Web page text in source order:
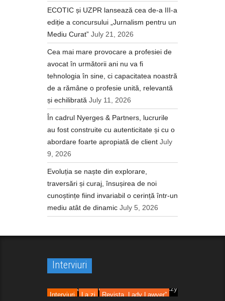
ECOTIC și UZPR lansează cea de-a III-a
ediție a concursului „Jurnalism pentru un
Mediu Curat” July 21, 2026
Cea mai mare provocare a profesiei de
avocat în următorii ani nu va fi
tehnologia în sine, ci capacitatea noastră
de a rămâne o profesie unită, relevantă
și echilibrată July 11, 2026
În cadrul Nyerges & Partners, lucrurile
au fost construite cu autenticitate și cu o
abordare foarte apropiată de client July
9, 2026
Evoluția se naște din explorare,
traversări și curaj, însușirea de noi
cunoștințe fiind invariabil o cerință într-un
mediu atât de dinamic July 5, 2026
Interviuri
Interviuri La zi
Revista „Lady Lawyer”